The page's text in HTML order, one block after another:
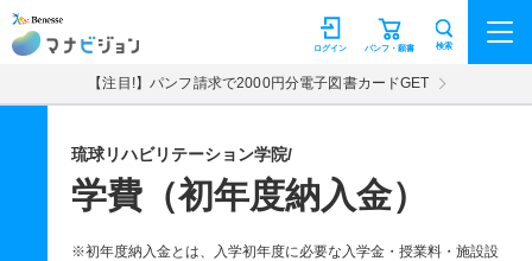
マナビジョン パンフ・願書
ログイン 検索
【注目!】パンフ請求で2000円分電子図書カードGET
琉球リハビリテーション学院/
学費（初年度納入金）
※初年度納入金とは、入学初年度に必要な入学金・授業料・施設設